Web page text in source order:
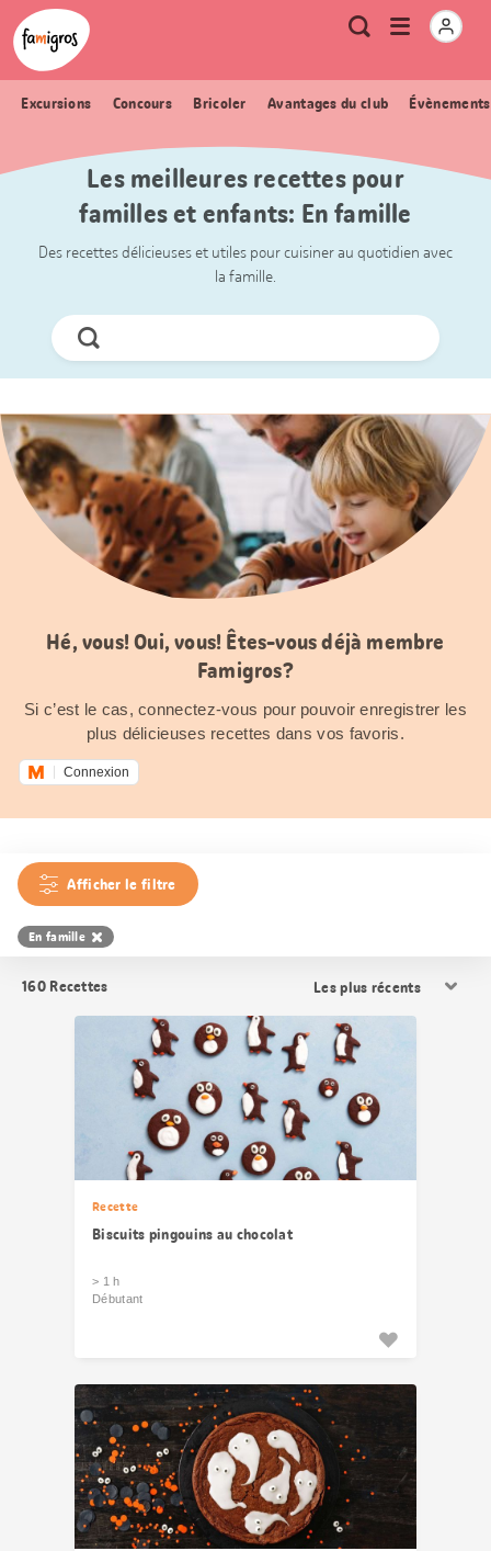
Signets
de
navigation
Header
Logo Métanavigation
RechercheOuvrir
Excursions Concours Bricoler Avantages du club
Les meilleures recettes pour
familles et enfants: En famille
Des recettes délicieuses et utiles pour cuisiner au quotidien avec
la famille.
Chercher
Hé, vous! Oui, vous! Êtes-vous déjà membre
Famigros?
Si c’est le cas, connectez-vous pour pouvoir enregistrer les
plus délicieuses recettes dans vos favoris.
Connexion
Afficher le filtre
En famille
160 Recettes
les
résultats
Recette
Biscuits pingouins au chocolat
> 1 h
Débutant